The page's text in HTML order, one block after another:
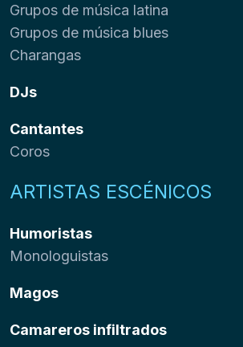
Grupos de música latina
Grupos de música blues
Charangas
DJs
Cantantes
Coros
ARTISTAS ESCÉNICOS
Humoristas
Monologuistas
Magos
Camareros infiltrados